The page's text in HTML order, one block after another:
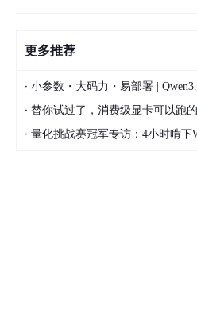
差分析 多因子方差分析 协方差分析
stepwise 一、多元线性回归 多元线
(1)输入数据 1. >>x=[143 145
命令 m m-1 ......
MATLAB软件实现 非线性回归模型
更多推荐
· 小参数・大码力・易部署 | Qwen3.6-27B上线
· 替你试过了，消费级显卡可以跑的开源文生图
· 量化挑战赛冠军专访：4小时啃下